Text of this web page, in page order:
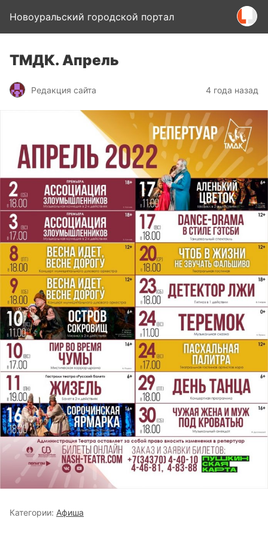
Новоуральский городской портал
ТМДК. Апрель
Редакция сайта 4 года назад
Категории: Афиша